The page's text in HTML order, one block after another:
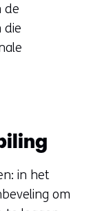
de
die
in het
om